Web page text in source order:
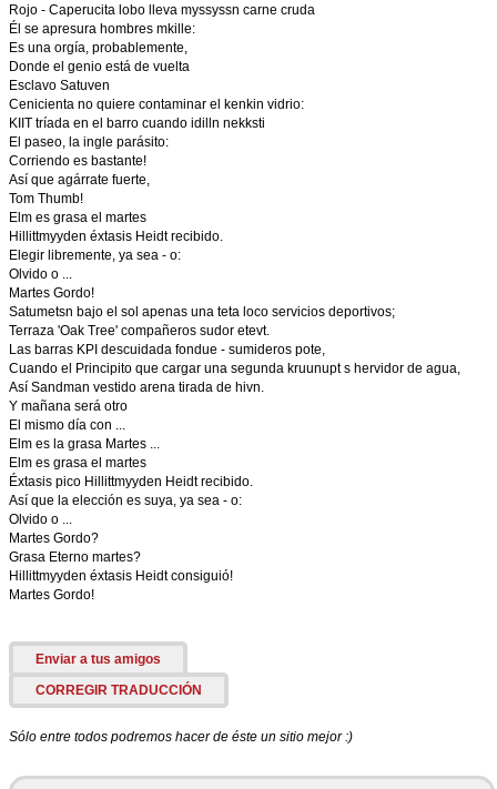
Rojo - Caperucita lobo lleva myssyssn carne cruda
Él se apresura hombres mkille:
Es una orgía, probablemente,
Donde el genio está de vuelta
Esclavo Satuven
Cenicienta no quiere contaminar el kenkin vidrio:
KIIT tríada en el barro cuando idilln nekksti
El paseo, la ingle parásito:
Corriendo es bastante!
Así que agárrate fuerte,
Tom Thumb!
Elm es grasa el martes
Hillittmyyden éxtasis Heidt recibido.
Elegir libremente, ya sea - o:
Olvido o ...
Martes Gordo!
Satumetsn bajo el sol apenas una teta loco servicios deportivos;
Terraza 'Oak Tree' compañeros sudor etevt.
Las barras KPI descuidada fondue - sumideros pote,
Cuando el Principito que cargar una segunda kruunupt s hervidor de agua,
Así Sandman vestido arena tirada de hivn.
Y mañana será otro
El mismo día con ...
Elm es la grasa Martes ...
Elm es grasa el martes
Éxtasis pico Hillittmyyden Heidt recibido.
Así que la elección es suya, ya sea - o:
Olvido o ...
Martes Gordo?
Grasa Eterno martes?
Hillittmyyden éxtasis Heidt consiguió!
Martes Gordo!
Enviar a tus amigos
CORREGIR TRADUCCIÓN
Sólo entre todos podremos hacer de éste un sitio mejor :)